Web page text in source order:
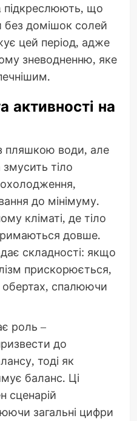
підкреслюють, що
без домішок солей
цей період, адже
зневодненню, яке
активності на
пляшкою води, але
змусить тіло
до мінімуму.
кліматі, де тіло
довше.
складності: якщо
прискорюється,
обертах, спалюючи
роль –
до
тоді як
баланс. Ці
сценарій
загальні цифри